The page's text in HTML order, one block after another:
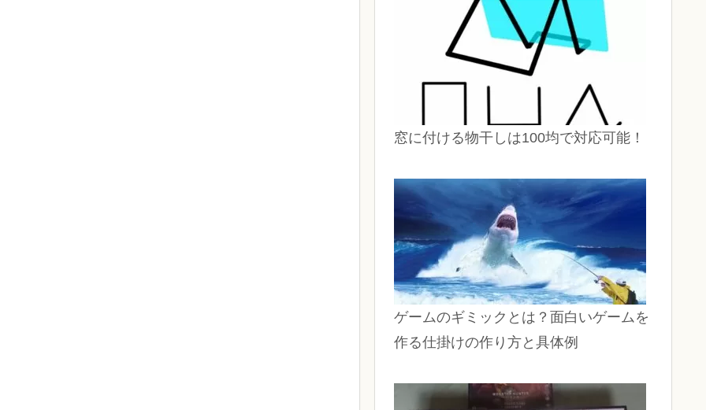
窓に付ける物干しは100均で対応可能！
ゲームのギミックとは？面白いゲームを
作る仕掛けの作り方と具体例